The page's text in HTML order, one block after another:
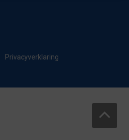
Privacyverklaring